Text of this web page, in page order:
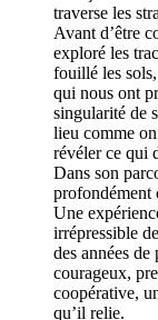
traverse les
Avant d’être
exploré les
fouillé les
qui nous ont
singularité de
lieu comme
révéler ce qui
Dans son
profondément
Une
irrépressible
des années
courageux,
coopérative,
qu’il relie.